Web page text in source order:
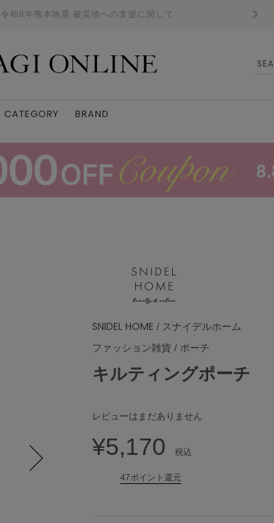
令和8年熊本地震 被災地への支援に関して
CATEGORY BRAND
SNIDEL HOME / スナイデルホーム
ファッション雑貨 / ポーチ
キルティングポーチ
レビューはまだありません
¥5,170 税込
47ポイント還元